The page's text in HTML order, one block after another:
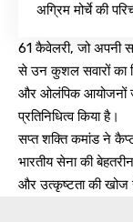
अग्रिम मोर्चे की
61 कैवेलरी, जो अपनी
से उन कुशल सवारों का
और ओलंपिक आयोजनों
प्रतिनिधित्व किया है।
सप्त शक्ति कमांड ने
भारतीय सेना की
और उत्कृष्टता की खोज